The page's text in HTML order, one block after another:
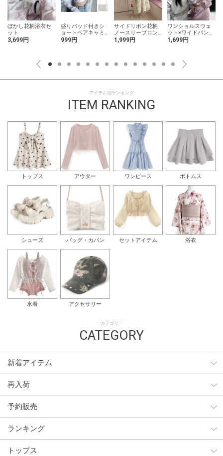
ぼかし花柄浴衣セ
ット
3,699円
盛りパッド付きシ
ョートベアキャミ
ソール
999円
サイドリボン花柄
ノースリーブロン
グワンピース
1,999円
ワンショルスウェ
ット×ワイドパンツ
セットアップ
1,699円
アイテム別ランキング
ITEM RANKING
トップス アウター ワンピース ボトムス
シューズ バッグ・カバン セットアイテム 浴衣
水着 アクセサリー
カテゴリー
CATEGORY
新着アイテム
再入荷
予約販売
ランキング
トップス